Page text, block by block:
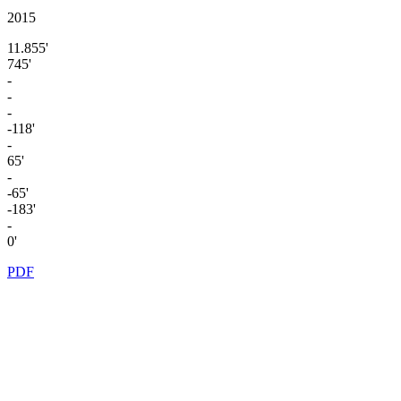
2015
11.855'
745'
-
-
-
-118'
-
65'
-
-65'
-183'
-
0'
PDF